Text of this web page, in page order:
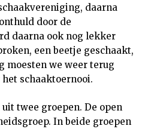
daarna
door de
daarna ook nog lekker
een beetje geschaakt,
moesten we weer terug
schaaktoernooi.
twee groepen. De open
In beide groepen